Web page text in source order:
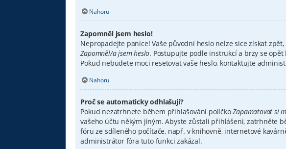
Nahoru
Zapomněl jsem heslo!
Nepropadejte panice! Vaše původní heslo nelze sice získat
Zapomněl/a jsem heslo. Postupujte podle instrukcí a brzy se
Pokud nebudete moci resetovat vaše heslo, kontaktujte
Nahoru
Proč se automaticky odhlašuji?
Pokud nezatrhnete během přihlašování políčkoZapamatovat si
vašeho účtu někým jiným. Abyste zůstali přihlášeni, zatrhněte
fóru ze sdíleného počítače, např. v knihovně, internetové
administrátor fóra tuto funkci zakázal.